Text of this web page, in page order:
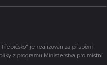
je realizován za přispění
z programu Ministerstva pro místní